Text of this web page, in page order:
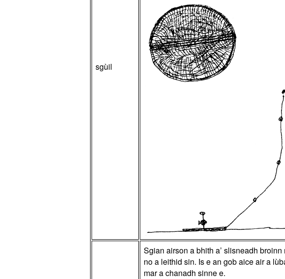
sgùil
Sgian airson a bhith a’ slisneadh
no a leithid sin. Is e an gob aice air a
mar a chanadh sinne e.